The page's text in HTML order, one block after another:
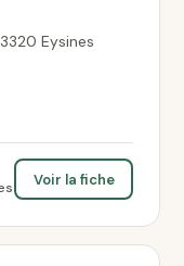
Eysines
Voir la fiche